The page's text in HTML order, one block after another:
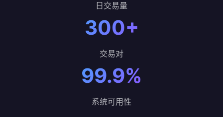
日交易量
300+
交易对
99.9%
系统可用性